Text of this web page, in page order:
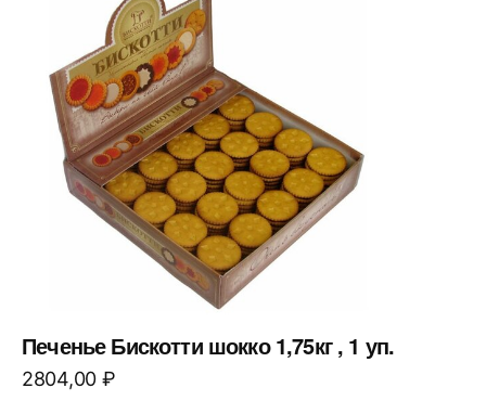
Печенье Бискотти шокко 1,75кг , 1 уп.
2804,00 ₽